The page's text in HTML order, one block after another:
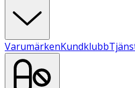
VarumärkenKundklubb